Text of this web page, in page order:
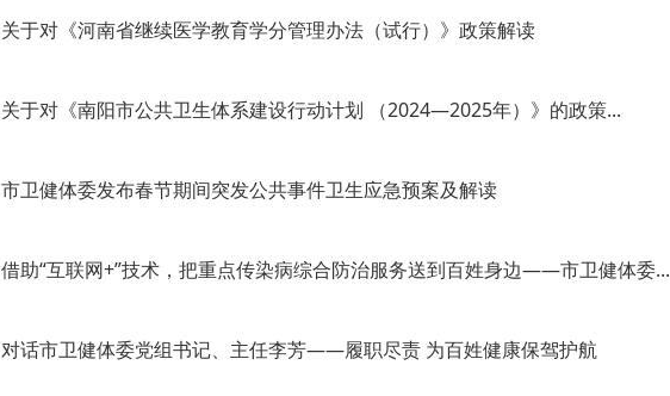
关于对《河南省继续医学教育学分管理办法（试行）》政策解读
关于对《南阳市公共卫生体系建设行动计划 （2024—2025年）》的政策...
市卫健体委发布春节期间突发公共事件卫生应急预案及解读
借助“互联网+”技术，把重点传染病综合防治服务送到百姓身边——市卫健体委...
对话市卫健体委党组书记、主任李芳——履职尽责 为百姓健康保驾护航